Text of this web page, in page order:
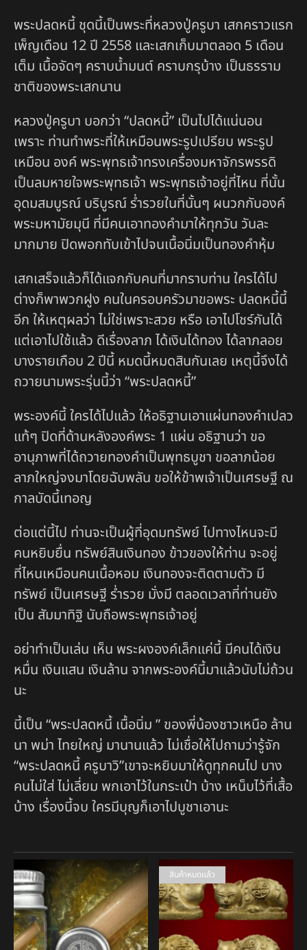
พระปลดหนี้ ชุดนี้เป็นพระที่หลวงปู่ครูบา เสกคราวแรก
เพ็ญเดือน 12 ปี 2558 และเสกเก็บมาตลอด 5 เดือน
เต็ม เนื้อจัดๆ คราบน้ำมนต์ คราบกรุบ้าง เป็นธรราม
ชาติของพระเสกนาน
หลวงปู่ครูบา บอกว่า “ปลดหนี้” เป็นไปได้แน่นอน
เพราะ ท่านทำพระที่ให้เหมือนพระรูปเปรียบ พระรูป
เหมือน องค์ พระพุทธเจ้าทรงเครื่องมหาจักรพรรดิ
เป็นลมหายใจพระพุทธเจ้า พระพุทธเจ้าอยู่ที่ไหน ที่นั้น
อุดมสมบูรณ์ บริบูรณ์ ร่ำรวยในที่นั้นๆ ผนวกกับองค์
พระมหามัยมุนี ที่มีคนเอาทองคำมาให้ทุกวัน วันละ
มากมาย ปิดพอกทับเข้าไปจนเนื้อนิ่มเป็นทองคำหุ้ม
เสกเสร็จแล้วก็ได้แจกกับคนที่มากราบท่าน ใครได้ไป
ต่างก็พาพวกฝูง คนในครอบครัวมาขอพระ ปลดหนี้นี้
อีก ให้เหตุผลว่า ไม่ใช่เพราะสวย หรือ เอาไปโชร์กันได้
แต่เอาไปใช้แล้ว ดีเรื่องลาภ ได้เงินได้ทอง ได้ลาภลอย
บางรายเกือบ 2 ปีนี้ หมดนี้หมดสินกันเลย เหตุนี้จึงได้
ถวายนามพระรุ่นนี้ว่า “พระปลดหนี้”
พระองค์นี้ ใครได้ไปแล้ว ให้อธิฐานเอาแผ่นทองคำเปลว
แท้ๆ ปิดที่ด้านหลังองค์พระ 1 แผ่น อธิฐานว่า ขอ
อานุภาพที่ได้ถวายทองคำเป็นพุทธบูชา ขอลาภน้อย
ลาภใหญ่จงมาโดยฉับพลัน ขอให้ข้าพเจ้าเป็นเศรษฐี ณ
กาลบัดนี้เทอญ
ต่อแต่นี้ไป ท่านจะเป็นผู้ที่อุดมทรัพย์ ไปทางไหนจะมี
คนหยิบยื่น ทรัพย์สินเงินทอง ข้าวของให้ท่าน จะอยู่
ที่ไหนเหมือนคนเนื้อหอม เงินทองจะติดตามตัว มี
ทรัพย์ เป็นเศรษฐี ร่ำรวย มั่งมี ตลอดเวลาที่ท่านยัง
เป็น สัมมาทิฐิ นับถือพระพุทธเจ้าอยู่
อย่าทำเป็นเล่น เห็น พระผงองค์เล็กแค่นี้ มีคนได้เงิน
หมื่น เงินแสน เงินล้าน จากพระองค์นี้มาแล้วนับไม่ถ้วน
นะ
นี้เป็น “พระปลดหนี้ เนื้อนิ่ม ” ของพี่น้องชาวเหนือ ล้าน
นา พม่า ไทยใหญ่ มานานแล้ว ไม่เชื่อให้ไปถามว่ารู้จัก
“พระปลดหนี้ ครูบาวิ”เขาจะหยิบมาให้ดูทุกคนไป บาง
คนไม่ใส่ ไม่เลี่ยม พกเอาไว้ในกระเป๋า บ้าง เหน็บไว้ที่เสื้อ
บ้าง เรื่องนี้จบ ใครมีบุญก็เอาไปบูชาเอานะ
สินค้าหมดแล้ว